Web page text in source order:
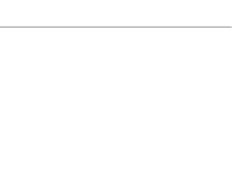
人眼球的基金申请工作进度表的好